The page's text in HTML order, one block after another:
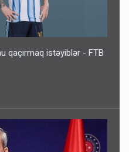
qaçırmaq istəyiblər - FTB